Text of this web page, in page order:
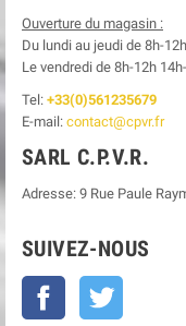
Ouverture du magasin :
Du lundi au jeudi de 8h-12h
Le vendredi de 8h-12h
Tel: +33(0)561235679
E-mail: contact@cpvr.fr
SARL C.P.V.R.
Adresse: 9 Rue Paule
SUIVEZ-NOUS
Facebook